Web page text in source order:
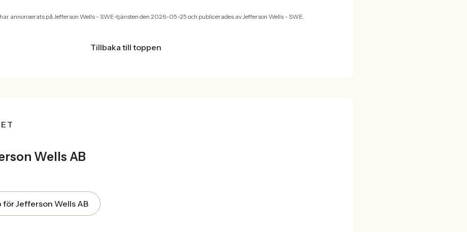
annonserats på Jefferson Wells - SWE-tjänsten den 2026-05-25 och publicerades av Jefferson Wells - SWE.
Tillbaka till toppen
Wells AB
för Jefferson Wells AB